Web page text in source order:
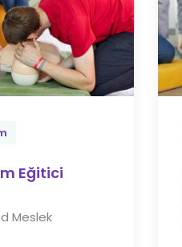
Eğitici
Meslek